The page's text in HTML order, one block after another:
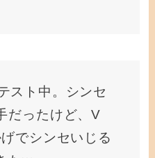
スト中。シンセ
だったけど、V
でシンセいじる